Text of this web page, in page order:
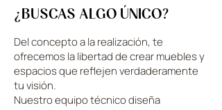
¿BUSCAS ALGO ÚNICO?
Del concepto a la realización, te
ofrecemos la libertad de crear muebles y
espacios que reflejen verdaderamente
tu visión.
Nuestro equipo técnico diseña